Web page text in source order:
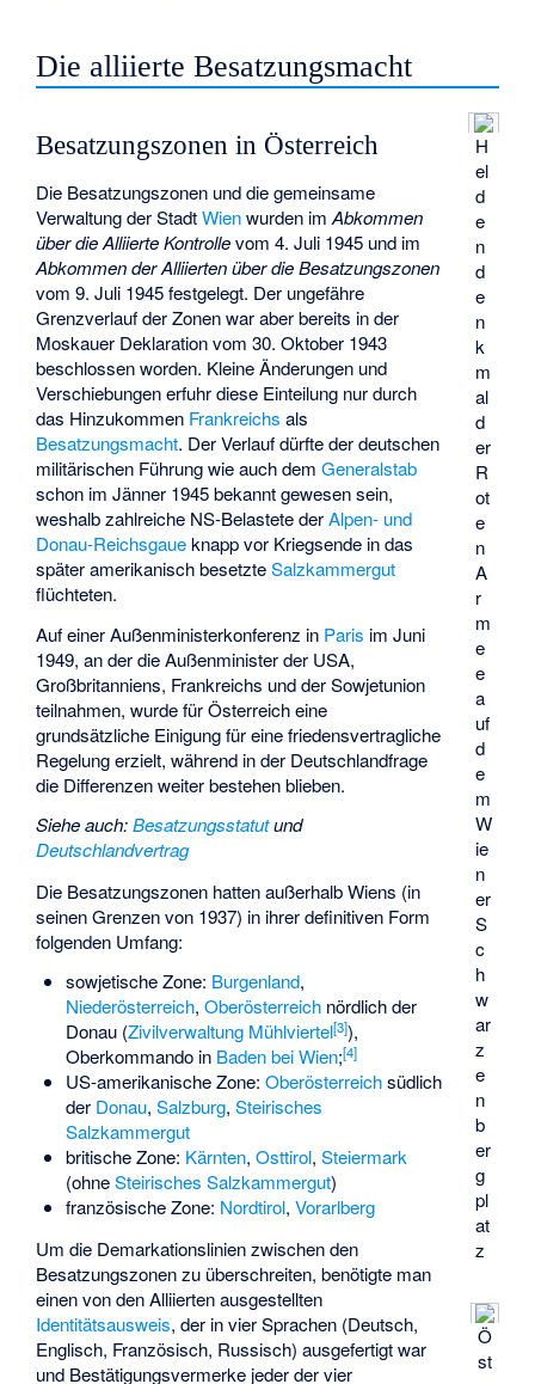
Die alliierte Besatzungsmacht
H
el
d
e
n
d
e
n
k
m
al
d
er
R
ot
e
n
A
r
m
e
e
a
uf
d
e
m
W
ie
n
er
S
c
h
w
ar
z
e
n
b
er
g
pl
at
z
Besatzungszonen in Österreich
Die Besatzungszonen und die gemeinsame
Verwaltung der StadtWienwurden imAbkommen
über die Alliierte Kontrollevom 4. Juli 1945 und im
Abkommen der Alliierten über die Besatzungszonen
vom 9. Juli 1945 festgelegt. Der ungefähre
Grenzverlauf der Zonen war aber bereits in der
Moskauer Deklaration vom 30. Oktober 1943
beschlossen worden. Kleine Änderungen und
Verschiebungen erfuhr diese Einteilung nur durch
das Hinzukommen Frankreichs als
Besatzungsmacht. Der Verlauf dürfte der deutschen
militärischen Führung wie auch demGeneralstab
schon im Jänner 1945 bekannt gewesen sein,
weshalb zahlreiche NS-Belastete derAlpen- und
Donau-Reichsgaueknapp vor Kriegsende in das
später amerikanisch besetzteSalzkammergut
flüchteten.
Auf einer Außenministerkonferenz in Paris im Juni
1949, an der die Außenminister der USA,
Großbritanniens, Frankreichs und der Sowjetunion
teilnahmen, wurde für Österreich eine
grundsätzliche Einigung für eine friedensvertragliche
Regelung erzielt, während in der Deutschlandfrage
die Differenzen weiter bestehen blieben.
Siehe auch:Besatzungsstatutund
Deutschlandvertrag
Ö
st
Die Besatzungszonen hatten außerhalb Wiens (in
seinen Grenzen von 1937) in ihrer definitiven Form
folgenden Umfang:
sowjetische Zone: Burgenland,
Niederösterreich, Oberösterreichnördlich der
Donau (Zivilverwaltung Mühlviertel[3]),
Oberkommando in Baden bei Wien;[4]
US-amerikanische Zone: Oberösterreichsüdlich
der Donau, Salzburg, Steirisches
Salzkammergut
britische Zone: Kärnten, Osttirol, Steiermark
(ohneSteirisches Salzkammergut)
französische Zone: Nordtirol, Vorarlberg
Um die Demarkationslinien zwischen den
Besatzungszonen zu überschreiten, benötigte man
einen von den Alliierten ausgestellten
Identitätsausweis, der in vier Sprachen (Deutsch,
Englisch, Französisch, Russisch) ausgefertigt war
und Bestätigungsvermerke jeder der vier